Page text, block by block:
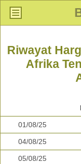
Riwayat
Afrika
01/08/25
04/08/25
05/08/25